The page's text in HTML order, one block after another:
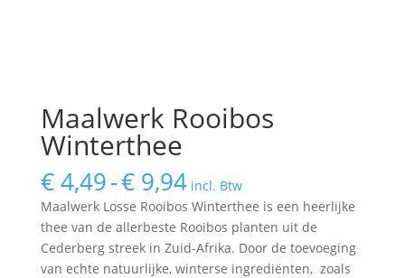
Maalwerk Rooibos
Winterthee
€4,49-€9,94Prijsklasse:
€ 4,49
tot
€ 9,94
incl. Btw
Maalwerk Losse Rooibos Winterthee is een heerlijke
thee van de allerbeste Rooibos planten uit de
Cederberg streek in Zuid-Afrika. Door de toevoeging
van echte natuurlijke, winterse ingrediënten, zoals